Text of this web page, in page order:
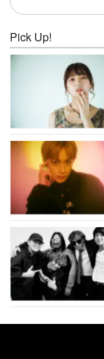
Pick Up!